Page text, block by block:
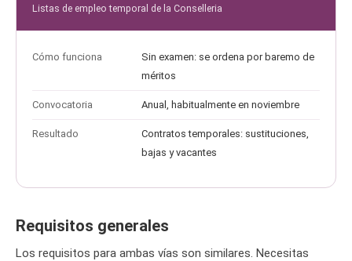
Listas de empleo temporal de la Conselleria
Cómo funciona
Sin examen: se ordena por baremo de
méritos
Convocatoria Anual, habitualmente en noviembre
Resultado
Contratos temporales: sustituciones,
bajas y vacantes
Requisitos generales
Los requisitos para ambas vías son similares. Necesitas